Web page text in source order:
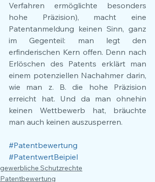
Verfahren ermöglichte besonders
hohe Präzision), macht eine
Patentanmeldung keinen Sinn, ganz
im Gegenteil: man legt den
erfinderischen Kern offen. Denn nach
Erlöschen des Patents erklärt man
einem potenziellen Nachahmer darin,
wie man z. B. die hohe Präzision
erreicht hat. Und da man ohnehin
keinen Wettbewerb hat, bräuchte
man auch keinen auszusperren.
#Patentbewertung
#PatentwertBeipiel
gewerbliche Schutzrechte
Patentbewertung